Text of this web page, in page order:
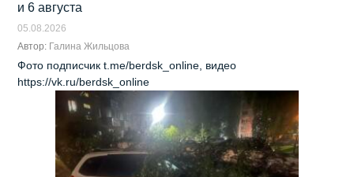
и 6 августа
05.08.2026
Автор: Галина Жильцова
Фото подписчик t.me/berdsk_online, видео
https://vk.ru/berdsk_online